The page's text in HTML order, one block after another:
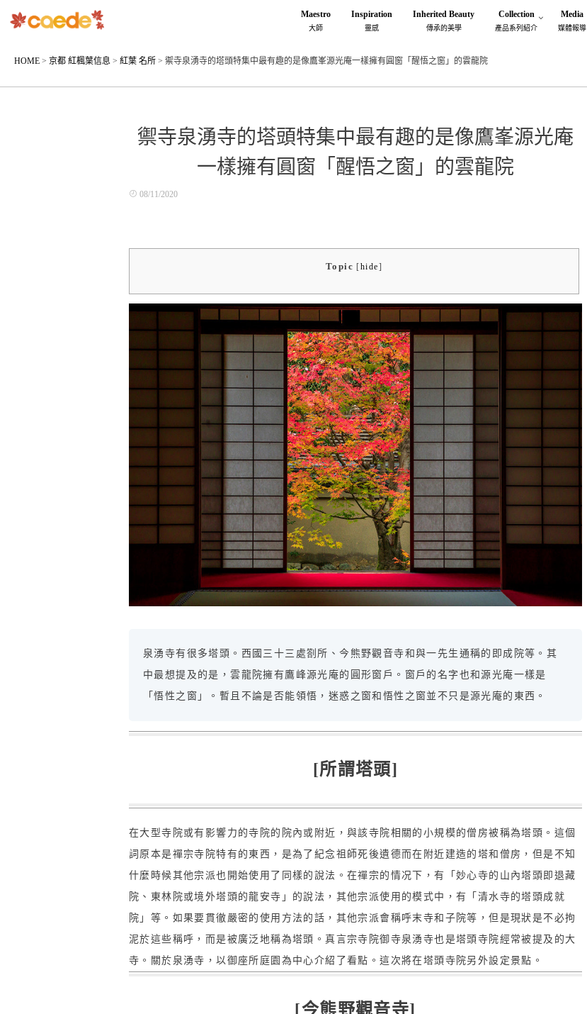
Maestro
大師
Inspiration
靈感
Inherited Beauty
傳承的美學
Collection
產品系列紹介
Media
媒體報導
HOME > 京都 紅楓葉信息 > 紅葉 名所 > 禦寺泉湧寺的塔頭特集中最有趣的是像鷹峯源光庵一樣擁有圓窗「醒悟之窗」的雲龍院
禦寺泉湧寺的塔頭特集中最有趣的是像鷹峯源光庵
一樣擁有圓窗「醒悟之窗」的雲龍院
08/11/2020
Topic [hide]
泉湧寺有很多塔頭。西國三十三處劄所、今熊野觀音寺和與一先生通稱的即成院等。其
中最想提及的是，雲龍院擁有鷹峰源光庵的圓形窗戶。窗戶的名字也和源光庵一樣是
「悟性之窗」。暫且不論是否能領悟，迷惑之窗和悟性之窗並不只是源光庵的東西。
[所謂塔頭]
在大型寺院或有影響力的寺院的院內或附近，與該寺院相關的小規模的僧房被稱為塔頭。這個
詞原本是禪宗寺院特有的東西，是為了紀念祖師死後遺德而在附近建造的塔和僧房，但是不知
什麼時候其他宗派也開始使用了同樣的說法。在禪宗的情况下，有「妙心寺的山內塔頭即退藏
院、東林院或境外塔頭的龍安寺」的說法，其他宗派使用的模式中，有「清水寺的塔頭成就
院」等。如果要貫徹嚴密的使用方法的話，其他宗派會稱呼末寺和子院等，但是現狀是不必拘
泥於這些稱呼，而是被廣泛地稱為塔頭。真言宗寺院御寺泉湧寺也是塔頭寺院經常被提及的大
寺。關於泉湧寺，以御座所庭園為中心介紹了看點。這次將在塔頭寺院另外設定景點。
[今熊野觀音寺]